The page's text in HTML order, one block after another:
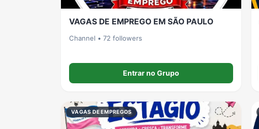
VAGAS DE EMPREGO EM SÃO PAULO
Channel • 72 followers
Entrar no Grupo
VAGAS DE EMPREGOS